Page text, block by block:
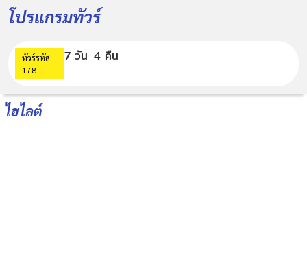
โปรแกรมทัวร์
ทัวร์รหัส:
178
7 วัน 4 คืน
ไฮไลต์